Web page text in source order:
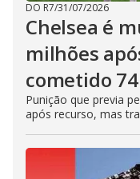
DO R7/31/07/2026
Chelsea é
milhões
cometido
Punição que previa
após recurso, mas